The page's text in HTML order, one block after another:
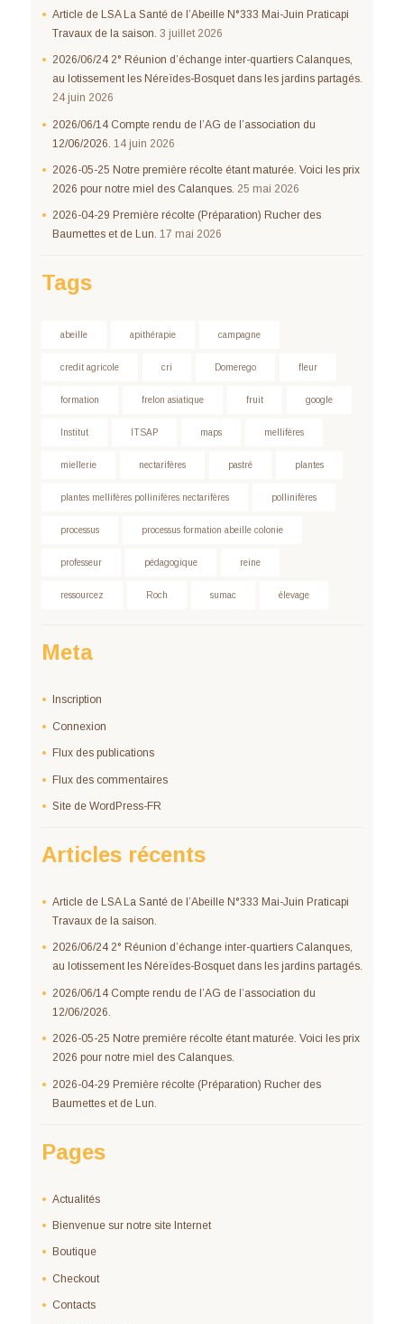
Article de LSA La Santé de l’Abeille N°333 Mai-Juin Praticapi
Travaux de la saison. 3 juillet 2026
2026/06/24 2° Réunion d’échange inter-quartiers Calanques,
au lotissement les Néreïdes-Bosquet dans les jardins partagés.
24 juin 2026
2026/06/14 Compte rendu de l’AG de l’association du
12/06/2026. 14 juin 2026
2026-05-25 Notre première récolte étant maturée. Voici les prix
2026 pour notre miel des Calanques. 25 mai 2026
2026-04-29 Première récolte (Préparation) Rucher des
Baumettes et de Lun. 17 mai 2026
Tags
abeille apithérapie campagne
credit agricole cri Domerego fleur
formation frelon asiatique fruit google
Institut ITSAP maps mellifères
miellerie nectarifères pastré plantes
plantes mellifères pollinifères nectarifères pollinifères
processus processus formation abeille colonie
professeur pédagogique reine
ressourcez Roch sumac élevage
Meta
Inscription
Connexion
Flux des publications
Flux des commentaires
Site de WordPress-FR
Articles récents
Article de LSA La Santé de l’Abeille N°333 Mai-Juin Praticapi
Travaux de la saison.
2026/06/24 2° Réunion d’échange inter-quartiers Calanques,
au lotissement les Néreïdes-Bosquet dans les jardins partagés.
2026/06/14 Compte rendu de l’AG de l’association du
12/06/2026.
2026-05-25 Notre première récolte étant maturée. Voici les prix
2026 pour notre miel des Calanques.
2026-04-29 Première récolte (Préparation) Rucher des
Baumettes et de Lun.
Pages
Actualités
Bienvenue sur notre site Internet
Boutique
Checkout
Contacts